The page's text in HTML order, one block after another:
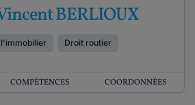
BERLIOUX
l'immobilier Droit routier
COMPÉTENCES COORDONNÉES